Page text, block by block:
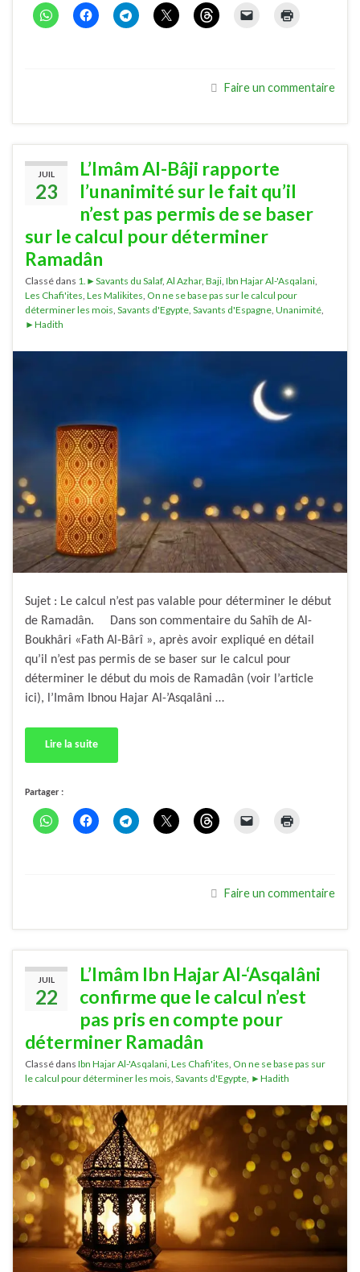
Faire un commentaire
JUIL
23
L’Imâm Al-Bâji rapporte
l’unanimité sur le fait qu’il
n’est pas permis de se baser
sur le calcul pour déterminer
Ramadân
Classé dans 1.►Savants du Salaf, Al Azhar, Baji, Ibn Hajar Al-'Asqalani,
Les Chafi'ites, Les Malikites, On ne se base pas sur le calcul pour
déterminer les mois, Savants d'Egypte, Savants d'Espagne, Unanimité,
►Hadith
Sujet : Le calcul n’est pas valable pour déterminer le début
de Ramadân. Dans son commentaire du Sahîh de Al-
Boukhâri «Fath Al-Bârî », après avoir expliqué en détail
qu’il n’est pas permis de se baser sur le calcul pour
déterminer le début du mois de Ramadân (voir l’article
ici), l’Imâm Ibnou Hajar Al-’Asqalâni …
Lire la suite
Partager :
Faire un commentaire
JUIL
22
L’Imâm Ibn Hajar Al-‘Asqalâni
confirme que le calcul n’est
pas pris en compte pour
déterminer Ramadân
Classé dans Ibn Hajar Al-'Asqalani, Les Chafi'ites, On ne se base pas sur
le calcul pour déterminer les mois, Savants d'Egypte, ►Hadith